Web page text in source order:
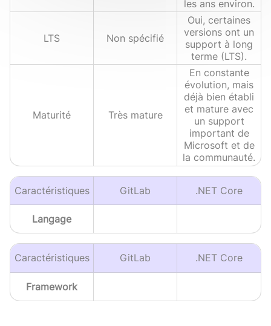
les ans environ.
LTS Non spécifié
Oui, certaines
versions ont un
support à long
terme (LTS).
Maturité Très mature
En constante
évolution, mais
déjà bien établi
et mature avec
un support
important de
Microsoft et de
la communauté.
Caractéristiques GitLab .NET Core
Langage
Caractéristiques GitLab .NET Core
Framework